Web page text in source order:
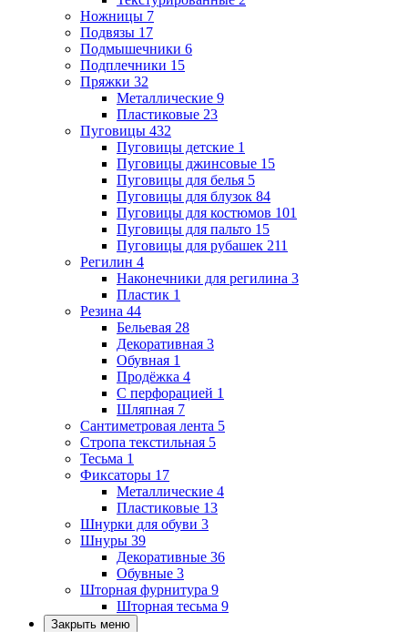
Ножницы 7
Подвязы 17
Подмышечники 6
Подплечники 15
Пряжки 32
Металлические 9
Пластиковые 23
Пуговицы 432
Пуговицы детские 1
Пуговицы джинсовые 15
Пуговицы для белья 5
Пуговицы для блузок 84
Пуговицы для костюмов 101
Пуговицы для пальто 15
Пуговицы для рубашек 211
Регилин 4
Наконечники для регилина 3
Пластик 1
Резина 44
Бельевая 28
Декоративная 3
Обувная 1
Продёжка 4
С перфорацией 1
Шляпная 7
Сантиметровая лента 5
Стропа текстильная 5
Тесьма 1
Фиксаторы 17
Металлические 4
Пластиковые 13
Шнурки для обуви 3
Шнуры 39
Декоративные 36
Обувные 3
Шторная фурнитура 9
Шторная тесьма 9
Закрыть меню